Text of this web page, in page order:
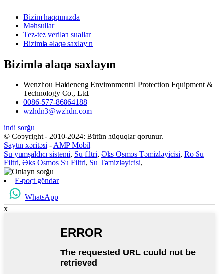
Bizim haqqımızda
Məhsullar
Tez-tez verilən suallar
Bizimlə əlaqə saxlayın
Bizimlə əlaqə saxlayın
Wenzhou Haideneng Environmental Protection Equipment &
Technology Co., Ltd.
0086-577-86864188
wzhdn3@wzhdn.com
indi sorğu
© Copyright - 2010-2024: Bütün hüquqlar qorunur.
Saytın xəritəsi -AMP Mobil
Su yumşaldıcı sistemi, Su filtri, Əks Osmos Təmizləyicisi, Ro Su
Filtri, Əks Osmos Su Filtri, Su Təmizləyicisi,
E-poçt göndər
WhatsApp
x